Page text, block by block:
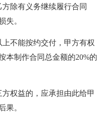
除有义务继续履行合同
失。
不能按约交付，甲方有权
本制作合同总金额的20%的
权益的，应承担由此给甲
果。